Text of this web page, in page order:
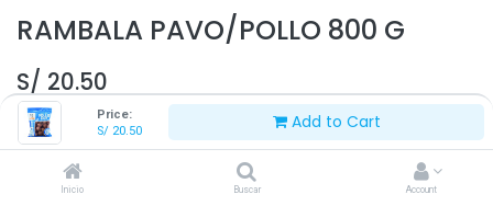
Price:
S/ 20.50 Add to Cart
Inicio Buscar Account
RAMBALA PAVO/POLLO 800 G
S/ 20.50